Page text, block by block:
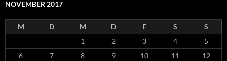
NOVEMBER 2017
M D M D F S
S
1
2 3 4
5
6
7 8 9 10 11
12